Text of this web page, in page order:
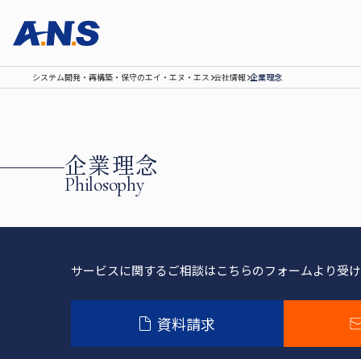
システム開発‧再構築‧保守のエイ‧エヌ‧エス 会社情報 企業理念
Philosophy
企業理念
サービスに関するご相談はこちらのフォームより受
資料請求